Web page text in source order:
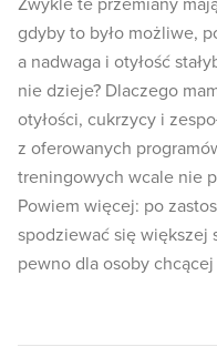
Zwykle te przemiany
gdyby to było możliwe,
a nadwaga i otyłość
nie dzieje? Dlaczego
otyłości, cukrzycy i
z oferowanych
treningowych wcale nie
Powiem więcej: po
spodziewać się większej
pewno dla osoby